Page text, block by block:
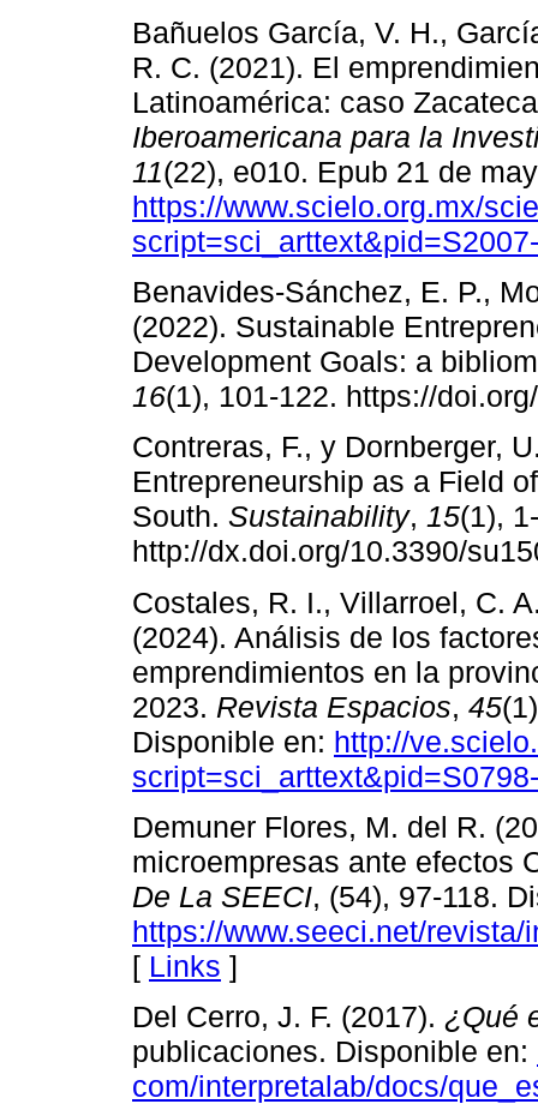
Bañuelos García, V. H.,
R. C. (2021). El
Latinoamérica: caso
Iberoamericana para la
11(22), e010. Epub 21 de
https://www.scielo.org.mx/
Benavides-Sánchez, E. P.,
(2022). Sustainable
Development Goals: a
16(1), 101-122. https://
Contreras, F., y Dornberger,
Entrepreneurship as a Field
South. Sustainability, 15(1),
http://dx.doi.org/10.3390/
Costales, R. I., Villarroel, C.
(2024). Análisis de los
emprendimientos en la
2023. Revista Espacios, 45
Disponible en: http://
Demuner Flores, M. del R.
microempresas ante efectos
De La SEECI, (54), 97-118.
https://www.seeci.net/
[ Links ]
Del Cerro, J. F. (2017). ¿Qué
publicaciones. Disponible en:
com/interpretalab/docs/